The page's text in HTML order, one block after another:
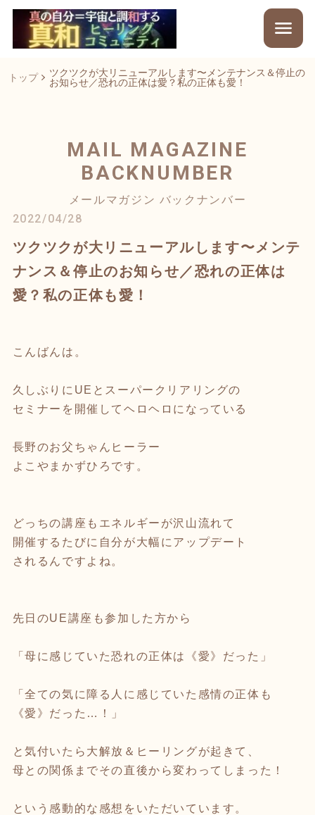
トップ
ツクツクが大リニューアルします〜メンテナンス＆停止の
お知らせ／恐れの正体は愛？私の正体も愛！
MAIL MAGAZINE
BACKNUMBER
メールマガジン バックナンバー
2022/04/28
ツクツクが大リニューアルします〜メンテ
ナンス＆停止のお知らせ／恐れの正体は
愛？私の正体も愛！
こんばんは。
久しぶりにUEとスーパークリアリングの
セミナーを開催してヘロヘロになっている
長野のお父ちゃんヒーラー
よこやまかずひろです。
どっちの講座もエネルギーが沢山流れて
開催するたびに自分が大幅にアップデート
されるんですよね。
先日のUE講座も参加した方から
「母に感じていた恐れの正体は《愛》だった」
「全ての気に障る人に感じていた感情の正体も
《愛》だった…！」
と気付いたら大解放＆ヒーリングが起きて、
母との関係までその直後から変わってしまった！
という感動的な感想をいただいています。